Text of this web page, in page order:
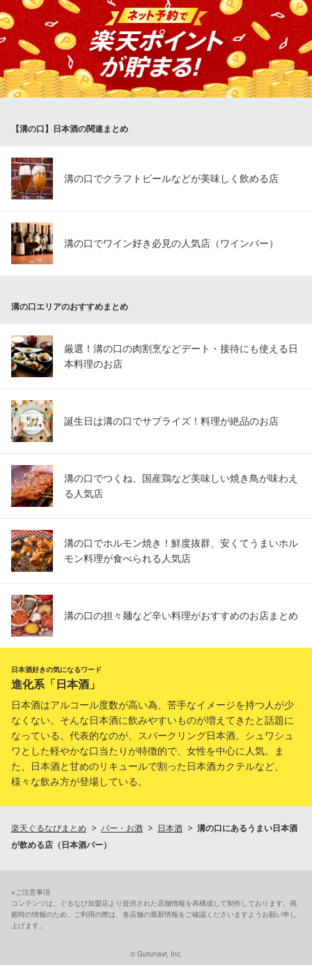
東急田園都市線溝の口駅東口 徒歩3分
神奈川県川崎市高津区溝口1-12-10 ウエストキャニオンビルB1
すずやこだわりの日本酒は、料理との相性を考えながらスタッフ
が数ある全国各地の地酒から厳選し、週替りでご提供！季節限
定・本数限定の銘柄も、なくなり次第終了＆続々新商品も続々登
場！希少価値の高い人気の日本酒も順次入荷しております。来る
度に新しい味に出会えるかも？！詳しくはスタッフまでお声がけ
ください。
すずや 溝の口本店
東急田園都市線溝の口駅南口 徒歩1分
神奈川県川崎市高津区溝口2-3-7- サウスウィングビル2F
【溝の口】日本酒の関連まとめ
溝の口でクラフトビールなどが美味しく飲める店
溝の口でワイン好き必見の人気店（ワインバー）
溝の口エリアのおすすめまとめ
厳選！溝の口の肉割烹などデート・接待にも使える日
本料理のお店
誕生日は溝の口でサプライズ！料理が絶品のお店
溝の口でつくね、国産鶏など美味しい焼き鳥が味わえ
る人気店
溝の口でホルモン焼き！鮮度抜群、安くてうまいホル
モン料理が食べられる人気店
溝の口の担々麺など辛い料理がおすすめのお店まとめ
日本酒好きの気になるワード
進化系「日本酒」
日本酒はアルコール度数が高い為、苦手なイメージを持つ人が少
なくない。そんな日本酒に飲みやすいものが増えてきたと話題に
なっている。代表的なのが、スパークリング日本酒。シュワシュ
ワとした軽やかな口当たりが特徴的で、女性を中心に人気。ま
た、日本酒と甘めのリキュールで割った日本酒カクテルなど、
様々な飲み方が登場している。
楽天ぐるなびまとめ バー・お酒 日本酒
溝の口にあるうまい日本酒
が飲める店（日本酒バー）
※ご注意事項
コンテンツは、ぐるなび加盟店より提供された店舗情報を再構成して制作しております。掲
載時の情報のため、ご利用の際は、各店舗の最新情報をご確認くださいますようお願い申し
上げます。
© Gurunavi, Inc.